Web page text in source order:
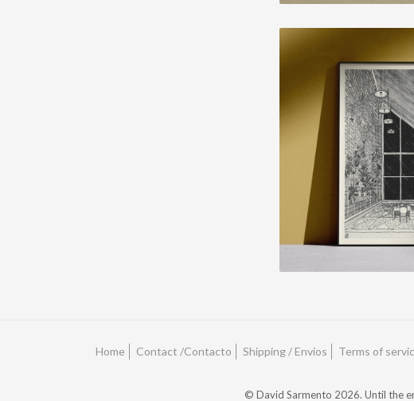
15,00 € —
Home Contact /Contacto Shipping / Envios Terms of
© David Sarmento 2026. Until the